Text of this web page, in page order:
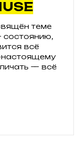
теме
состоянию,
всё
настоящему
— всё